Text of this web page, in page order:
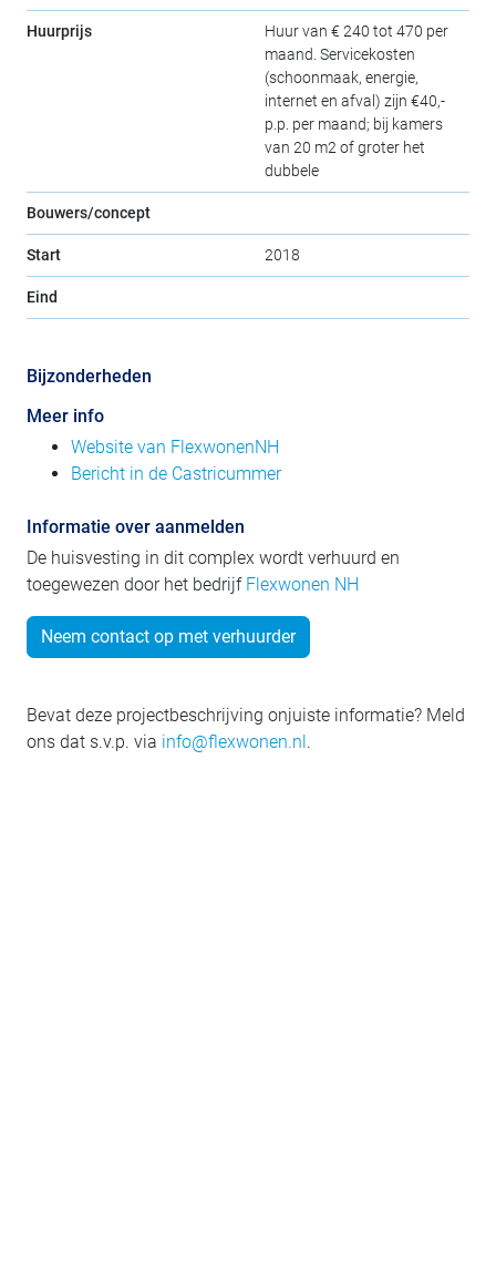
Huurprijs
Huur van € 240 tot 470 per
maand. Servicekosten
(schoonmaak, energie,
internet en afval) zijn €40,-
p.p. per maand; bij kamers
van 20 m2 of groter het
dubbele
Bouwers/concept
Start 2018
Eind
Bijzonderheden
Meer info
Website van FlexwonenNH
Bericht in de Castricummer
Informatie over aanmelden
De huisvesting in dit complex wordt verhuurd en
toegewezen door het bedrijf Flexwonen NH
Neem contact op met verhuurder
Bevat deze projectbeschrijving onjuiste informatie? Meld
ons dat s.v.p. via info@flexwonen.nl .